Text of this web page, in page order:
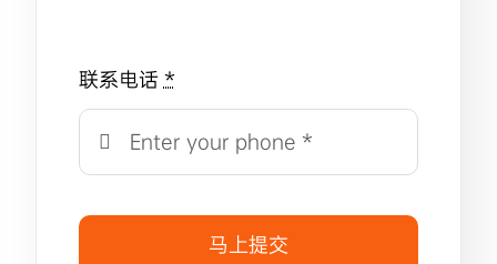
联系电话*
马上提交